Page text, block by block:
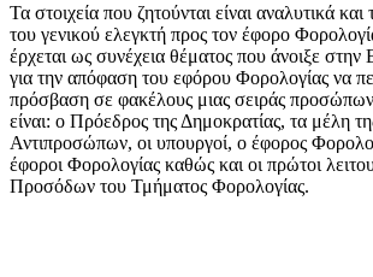
Τα στοιχεία που ζητούνται είναι αναλυτικά και
του γενικού ελεγκτή προς τον έφορο
έρχεται ως συνέχεια θέματος που άνοιξε στην
για την απόφαση του εφόρου Φορολογίας να
πρόσβαση σε φακέλους μιας σειράς
είναι: ο Πρόεδρος της Δημοκρατίας, τα μέλη
Αντιπροσώπων, οι υπουργοί, ο έφορος
έφοροι Φορολογίας καθώς και οι πρώτοι
Προσόδων του Τμήματος Φορολογίας.